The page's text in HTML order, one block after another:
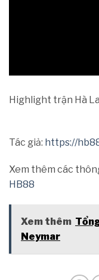
Highlight trận Hà
Tác giả: https://
Xem thêm các
HB88
Xem thêm
Neymar